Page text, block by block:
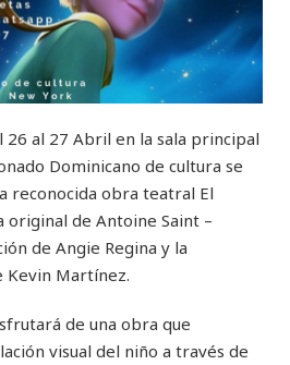
26 al 27 Abril en la sala principal
Dominicano de cultura se
reconocida obra teatral El
de Antoine Saint –
de Angie Regina y la
Kevin Martínez.
de una obra que
visual del niño a través de